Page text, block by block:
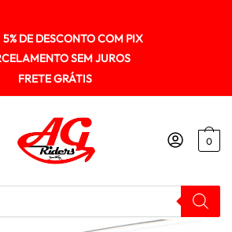
5% DE DESCONTO COM PIX
SEM JUROS
FRETE GRÁTIS
0
Antifog Pinlock Original Hjc Rpha 11 / Rpha 70